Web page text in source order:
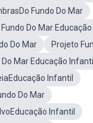
Fundo Do Mar
Do Mar
Do Mar
Projeto
Mar Educação
Infantil
Do Mar
Infantil